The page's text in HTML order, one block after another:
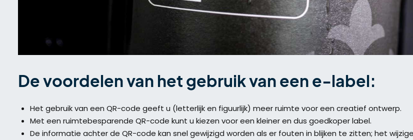
De voordelen van het gebruik van een e-label:
Het gebruik van een QR-code geeft u (letterlijk en figuurlijk) meer ruimte voor een creatief ontwerp.
Met een ruimtebesparende QR-code kunt u kiezen voor een kleiner en dus goedkoper label.
De informatie achter de QR-code kan snel gewijzigd worden als er fouten in blijken te zitten; het